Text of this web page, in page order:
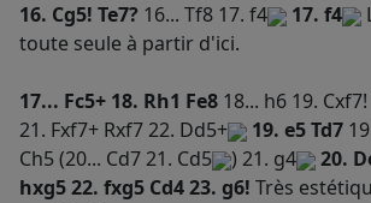
16. Cg5! Te7? 16... Tf8 17. f4 17. f4
toute seule à partir d'ici.
17... Fc5+ 18. Rh1 Fe8 18... h6 19.
21. Fxf7+ Rxf7 22. Dd5+
19. e5 Td7
Ch5 (20... Cd7 21. Cd5
) 21. g4
20.
hxg5 22. fxg5 Cd4 23. g6! Très